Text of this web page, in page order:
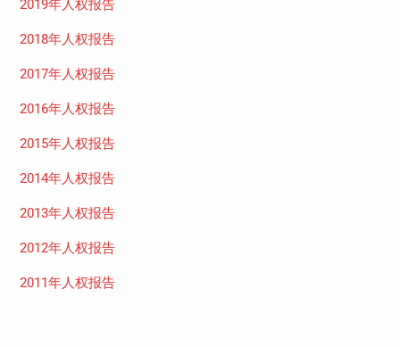
2019年人权报告
2018年人权报告
2017年人权报告
2016年人权报告
2015年人权报告
2014年人权报告
2013年人权报告
2012年人权报告
2011年人权报告